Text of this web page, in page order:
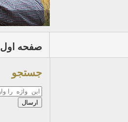
صفحه اول
جستجو
جستجو